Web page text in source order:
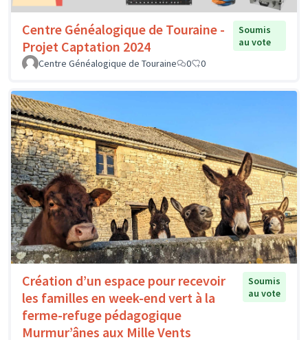
Centre Généalogique de Touraine -
Projet Captation 2024
Soumis
au vote
Centre Généalogique de Touraine
0 0
Création d’un espace pour recevoir
les familles en week-end vert à la
ferme-refuge pédagogique
Murmur’ânes aux Mille Vents
Soumis
au vote